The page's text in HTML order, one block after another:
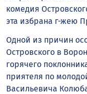
комедия
эта избрана г-жею
Одной из причин
Островского в
горячего
приятеля по
Васильевича